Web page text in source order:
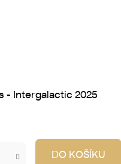
- Intergalactic 2025
DO KOŠÍKU